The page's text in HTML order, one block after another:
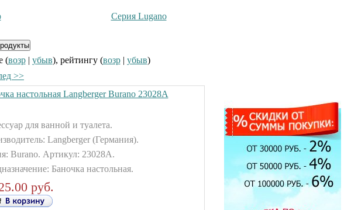
Серия Lugano
(возр| убыв), рейтингу (возр| убыв)
>>
настольная Langberger Burano 23028А
для ванной и туалета.
Langberger (Германия).
Burano. Артикул: 23028А.
Баночка настольная.
руб.